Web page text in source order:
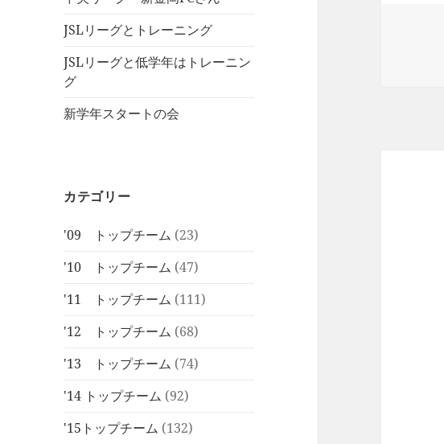
JSLリーグとトレーニング
JSLリーグと低学年はトレーニン
グ
新学年スタートの会
カテゴリー
'09 トップチーム (23)
'10 トップチーム (47)
'11 トップチーム (111)
'12 トップチーム (68)
'13 トップチーム (74)
'14 トップチーム (92)
'15トップチーム (132)